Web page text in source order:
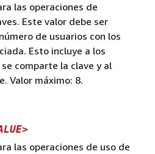
las operaciones de
Este valor debe ser
de usuarios con los
Esto incluye a los
comparte la clave y al
Valor máximo: 8.
las operaciones de uso de